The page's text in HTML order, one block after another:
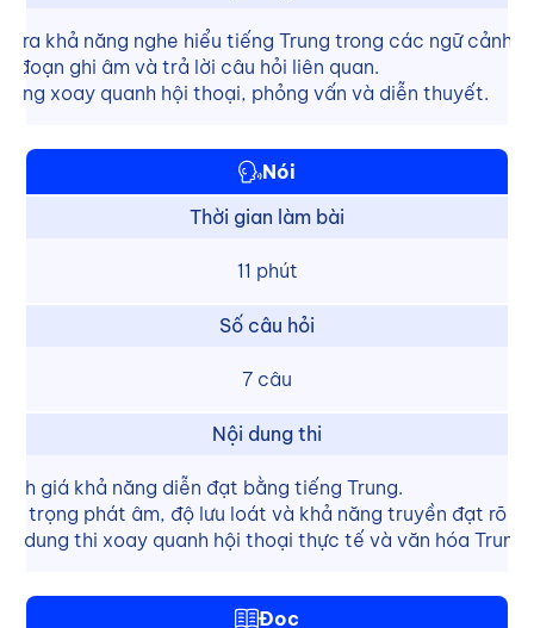
tra khả năng nghe hiểu tiếng Trung trong các ngữ cảnh
đoạn ghi âm và trả lời câu hỏi liên quan.
xoay quanh hội thoại, phỏng vấn và diễn thuyết.
Nói
Thời gian làm bài
11 phút
Số câu hỏi
7 câu
Nội dung thi
giá khả năng diễn đạt bằng tiếng Trung.
trọng phát âm, độ lưu loát và khả năng truyền đạt rõ
dung thi xoay quanh hội thoại thực tế và văn hóa Trung
Đọc